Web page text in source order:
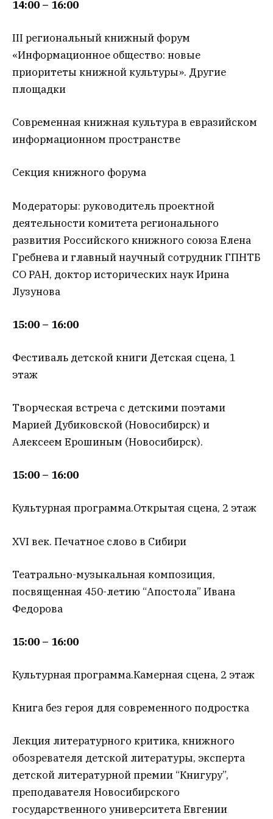
14:00 – 16:00
III региональный книжный форум
«Информационное общество: новые
приоритеты книжной культуры». Другие
площадки
Современная книжная культура в евразийском
информационном пространстве
Секция книжного форума
Модераторы: руководитель проектной
деятельности комитета регионального
развития Российского книжного союза Елена
Гребнева и главный научный сотрудник ГПНТБ
СО РАН, доктор исторических наук Ирина
Лузунова
15:00 – 16:00
Фестиваль детской книги Детская сцена, 1
этаж
Творческая встреча с детскими поэтами
Марией Дубиковской (Новосибирск) и
Алексеем Ерошиным (Новосибирск).
15:00 – 16:00
Культурная программа.Открытая сцена, 2 этаж
XVI век. Печатное слово в Сибири
Театрально-музыкальная композиция,
посвященная 450-летию “Апостола” Ивана
Федорова
15:00 – 16:00
Культурная программа.Камерная сцена, 2 этаж
Книга без героя для современного подростка
Лекция литературного критика, книжного
обозревателя детской литературы, эксперта
детской литературной премии “Книгуру”,
преподавателя Новосибирского
государственного университета Евгении